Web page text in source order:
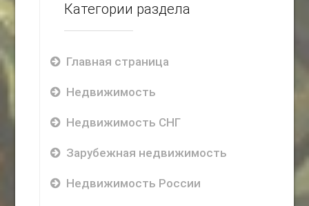
Категории раздела
Главная страница
Недвижимость
Недвижимость СНГ
Зарубежная недвижимость
Недвижимость России